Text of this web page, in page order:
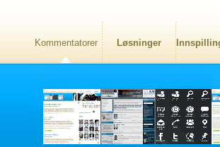
Kommentatorer Løsninger